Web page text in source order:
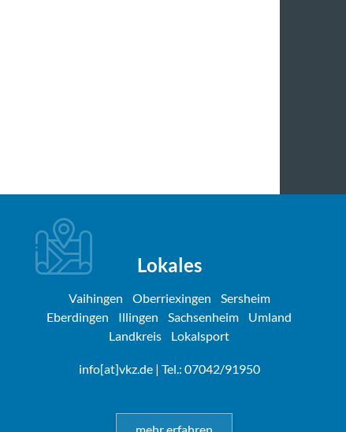
Lokales
Vaihingen Oberriexingen
Sersheim
Eberdingen
Illingen Sachsenheim
Umland
Landkreis
Lokalsport
info[at]vkz.de| Tel.: 07042/91950